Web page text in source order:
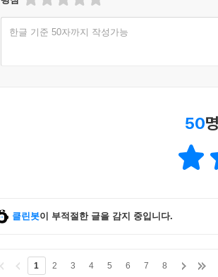
한글 기준 50자까지 작성가능
50
클린봇이 부적절한 글을 감지 중입니다.
1 2 3 4 5 6 7 8